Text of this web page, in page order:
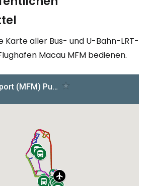
Karte aller Bus- und U-Bahn-LRT-
Macau MFM bedienen.